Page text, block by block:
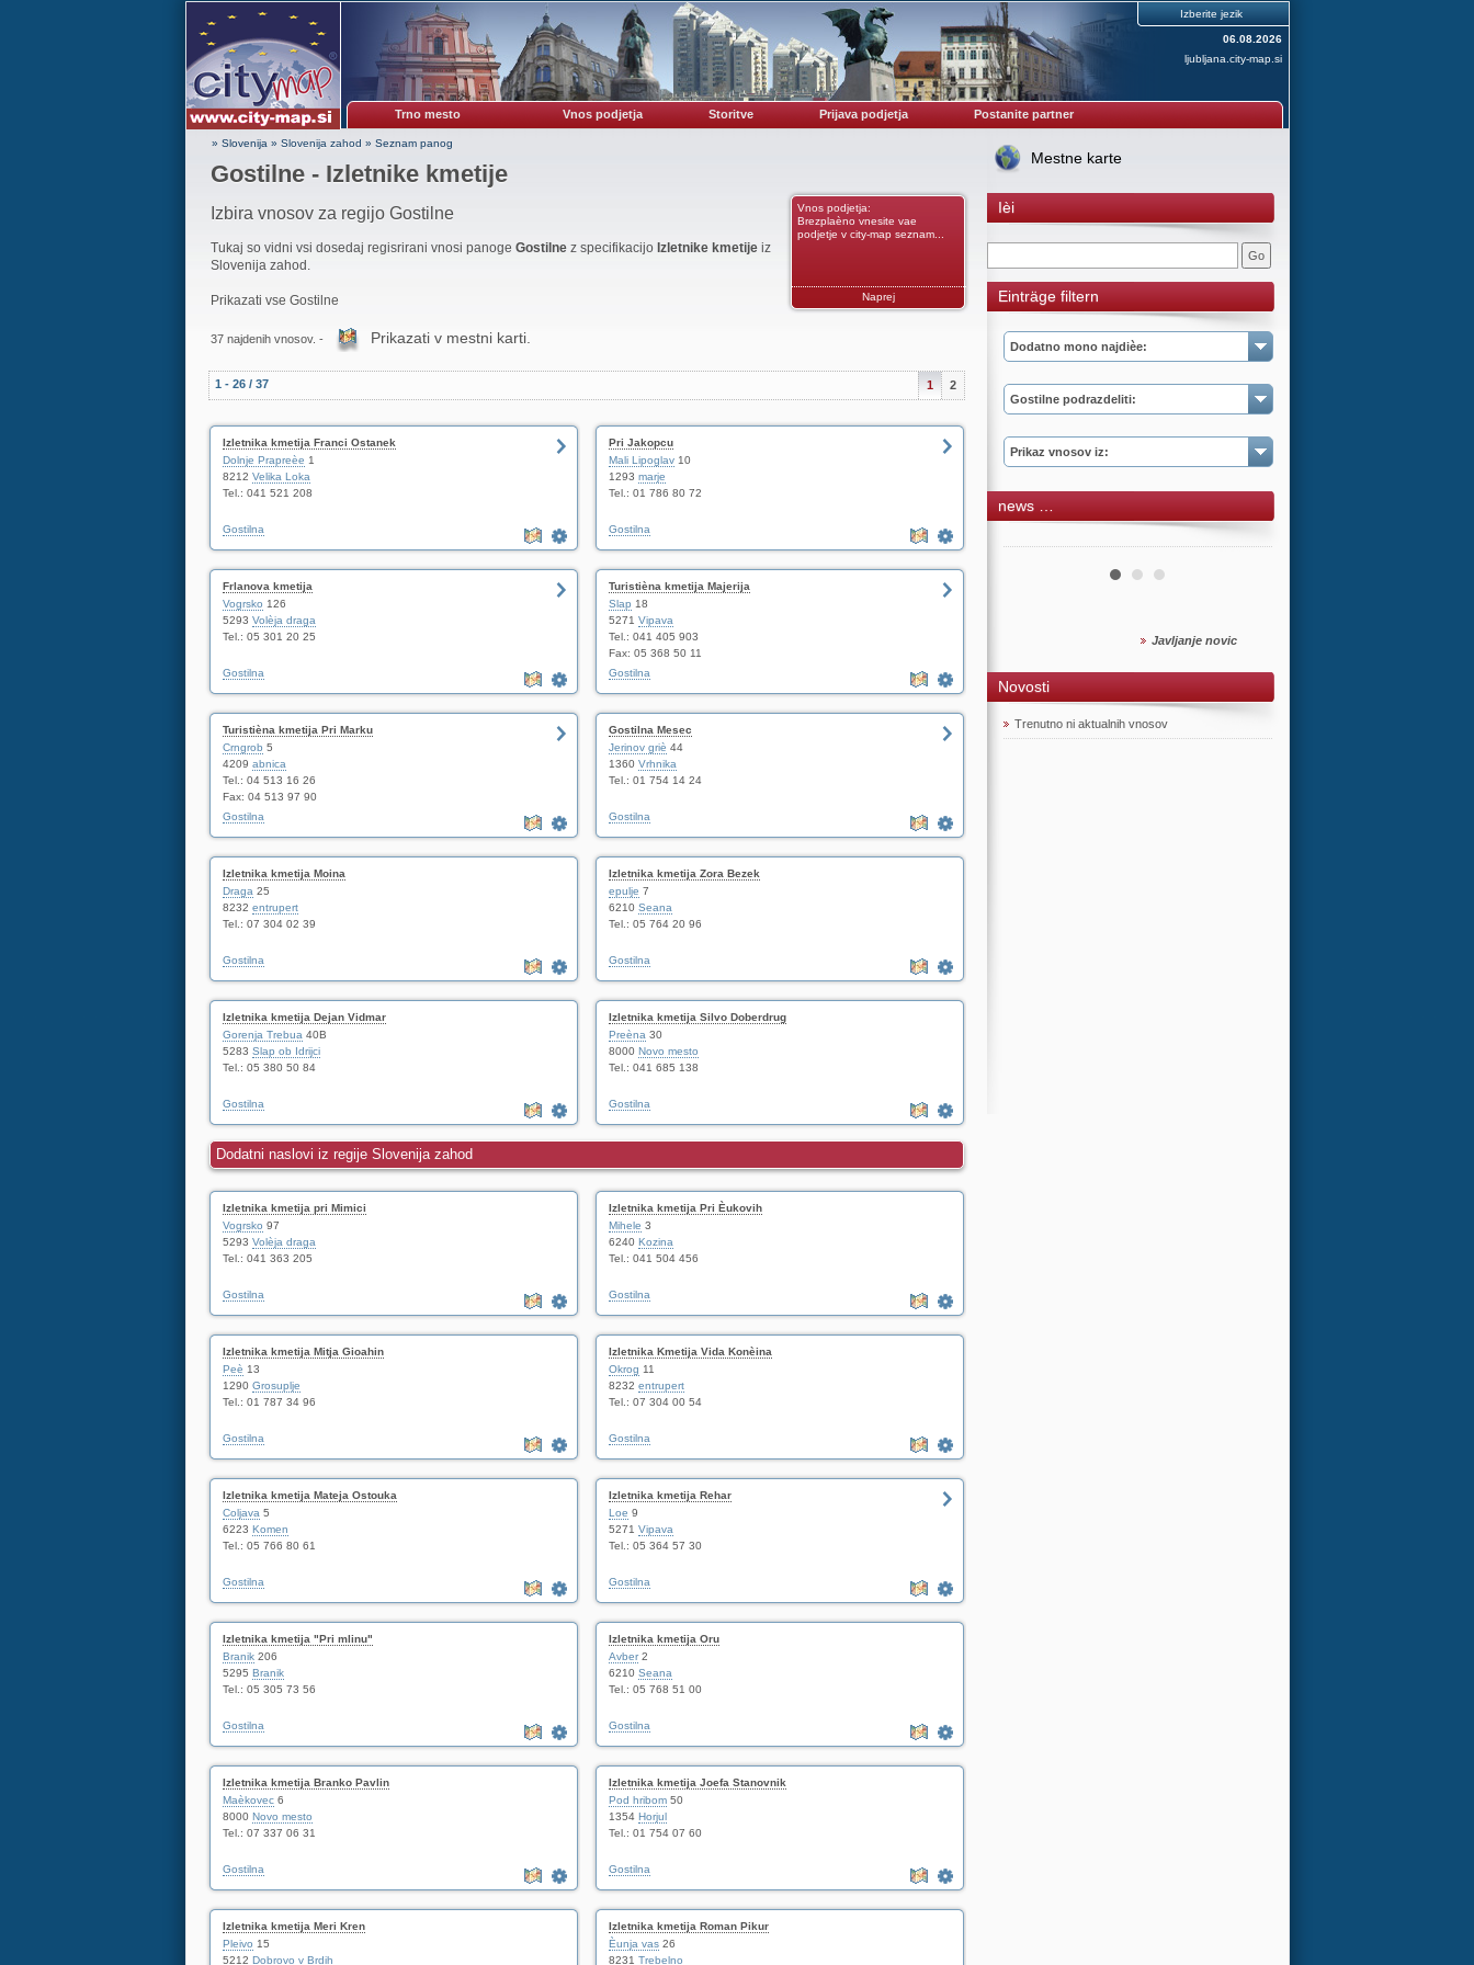
Izberite jezik
06.08.2026
ljubljana.city-map.si
Trno mesto Vnos podjetja Storitve Prijava podjetja Postanite partner
» Slovenija » Slovenija zahod » Seznam panog
Gostilne - Izletnike kmetije
Izbira vnosov za regijo Gostilne
Vnos podjetja:
Brezplaèno vnesite vae
podjetje v city-map seznam...
Naprej
Tukaj so vidni vsi dosedaj regisrirani vnosi panoge Gostilnez specifikacijo Izletnike kmetijeiz
Slovenija zahod.
Prikazati vse Gostilne
37 najdenih vnosov. - Prikazati v mestni karti.
1 - 26 / 37 1 2
Izletnika kmetija Franci Ostanek
Dolnje Prapreèe 1
8212 Velika Loka
Tel.: 041 521 208
Gostilna
Pri Jakopcu
Mali Lipoglav10
1293 marje
Tel.: 01 786 80 72
Gostilna
Frlanova kmetija
Vogrsko 126
5293 Volèja draga
Tel.: 05 301 20 25
Gostilna
Turistièna kmetija Majerija
Slap 18
5271 Vipava
Tel.: 041 405 903
Fax: 05 368 50 11
Gostilna
Turistièna kmetija Pri Marku
Crngrob 5
4209 abnica
Tel.: 04 513 16 26
Fax: 04 513 97 90
Gostilna
Gostilna Mesec
Jerinov griè 44
1360 Vrhnika
Tel.: 01 754 14 24
Gostilna
Izletnika kmetija Moina
Draga 25
8232 entrupert
Tel.: 07 304 02 39
Gostilna
Izletnika kmetija Zora Bezek
epulje 7
6210 Seana
Tel.: 05 764 20 96
Gostilna
Izletnika kmetija Dejan Vidmar
Gorenja Trebua 40B
5283 Slap ob Idrijci
Tel.: 05 380 50 84
Gostilna
Izletnika kmetija Silvo Doberdrug
Preèna 30
8000 Novo mesto
Tel.: 041 685 138
Gostilna
Dodatni naslovi iz regije Slovenija zahod
Izletnika kmetija pri Mimici
Vogrsko 97
5293 Volèja draga
Tel.: 041 363 205
Gostilna
Izletnika kmetija Pri Èukovih
Mihele 3
6240 Kozina
Tel.: 041 504 456
Gostilna
Izletnika kmetija Mitja Gioahin
Peè 13
1290 Grosuplje
Tel.: 01 787 34 96
Gostilna
Izletnika Kmetija Vida Konèina
Okrog 11
8232 entrupert
Tel.: 07 304 00 54
Gostilna
Izletnika kmetija Mateja Ostouka
Coljava 5
6223 Komen
Tel.: 05 766 80 61
Gostilna
Izletnika kmetija Rehar
Loe 9
5271 Vipava
Tel.: 05 364 57 30
Gostilna
Izletnika kmetija "Pri mlinu"
Branik206
5295 Branik
Tel.: 05 305 73 56
Gostilna
Izletnika kmetija Oru
Avber2
6210 Seana
Tel.: 05 768 51 00
Gostilna
Izletnika kmetija Branko Pavlin
Maèkovec6
8000 Novo mesto
Tel.: 07 337 06 31
Gostilna
Izletnika kmetija Joefa Stanovnik
Pod hribom50
1354 Horjul
Tel.: 01 754 07 60
Gostilna
Izletnika kmetija Meri Kren
Pleivo 15
5212 Dobrovo v Brdih
Izletnika kmetija Roman Pikur
Èunja vas26
8231 Trebelno
Mestne karte
Ièi
Einträge filtern
Dodatno mono najdièe:
Gostilne podrazdeliti:
Prikaz vnosov iz:
news …
Javljanje novic
Novosti
Trenutno ni aktualnih vnosov